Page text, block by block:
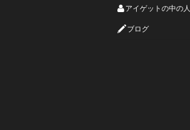
アイゲットの中の人
ブログ